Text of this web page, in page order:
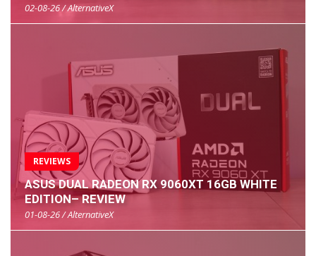
02-08-26 / AlternativeX
REVIEWS
ASUS DUAL RADEON RX 9060XT 16GB WHITE
EDITION– REVIEW
01-08-26 / AlternativeX